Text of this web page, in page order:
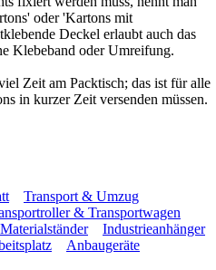
oder 'Kartons mit
Deckel erlaubt auch das
Klebeband oder Umreifung.
Zeit am Packtisch; das ist für alle
in kurzer Zeit versenden müssen.
Transport & Umzug
& Transportwagen
Materialständer
Industrieanhänger
Anbaugeräte